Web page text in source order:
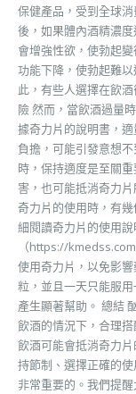
保健產品，受到全球
後，如果體內酒精濃
會增強性欲，使勃起
功能下降，使勃起難
此，有些人選擇在飲
險 然而，當飲酒過量
據奇力片的說明書，
負擔，可能引發意想
時，保持適度是至關
害，也可能抵消奇力
奇力片的使用時，有
細閱讀奇力片的使用
（https://
使用奇力片，以免影
粒，並且一天只能服
產生顯著幫助。 總結
飲酒的情況下，合理
飲酒可能會抵消奇力
持節制、選擇正確的
非常重要的。我們提